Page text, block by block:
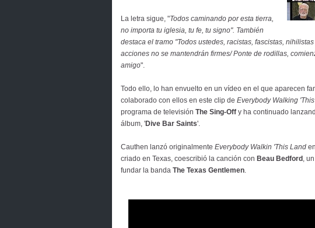
La letra sigue, "Todos caminando por esta tierra,
no importa tu iglesia, tu fe, tu signo". También
destaca el tramo "Todos ustedes, racistas, fascistas,
acciones no se mantendrán firmes/ Ponte de rodillas,
amigo".
Todo ello, lo han envuelto en un vídeo en el que aparecen
colaborado con ellos en este clip de Everybody Walking
programa de televisión The Sing-Off y ha continuado
álbum, 'Dive Bar Saints'.
Cauthen lanzó originalmente Everybody Walkin 'This Land
criado en Texas, coescribió la canción con Beau Bedford ,
fundar la banda The Texas Gentlemen.